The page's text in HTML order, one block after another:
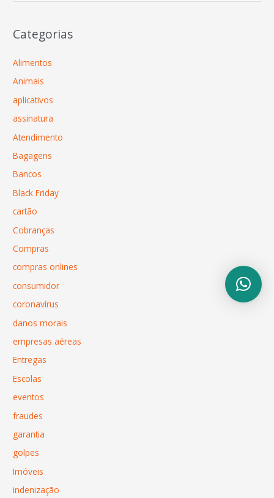
Categorias
Alimentos
Animais
aplicativos
assinatura
Atendimento
Bagagens
Bancos
Black Friday
cartão
Cobranças
Compras
compras onlines
consumidor
coronavírus
danos morais
empresas aéreas
Entregas
Escolas
eventos
fraudes
garantia
golpes
Imóveis
indenização